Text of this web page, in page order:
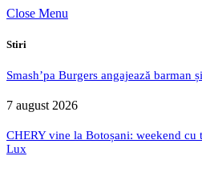
Close Menu
Stiri
Smash’pa Burgers angajează barman
7 august 2026
CHERY vine la Botoșani: weekend cu
Lux